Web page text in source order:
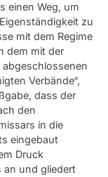
einen Weg, um
zu
mit dem Regime
dem mit der
Verbände“,
dass der
den
in die
eingebaut
Druck
an und gliedert